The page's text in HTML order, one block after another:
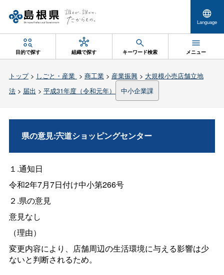
Language
目的で探す 組織で探す キーワード検索 メニュー
トップ> しごと・産業 > 商工業> 産業振興> 大規模小売店舗立地
法> 届出 > 平成31年度（令和元年） 中小企業課
県の意見:宍道ショッピングセンター
１.通知日
令和2年7月7日付け中小第266号
２.県の意見
意見なし
（理由）
変更内容により、店舗周辺の生活環境に与える影響は少
ないと判断されるため。